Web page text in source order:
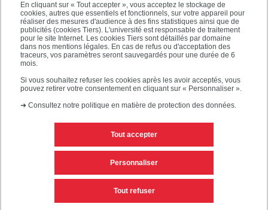
En cliquant sur « Tout accepter », vous acceptez le stockage de
cookies, autres que essentiels et fonctionnels, sur votre appareil pour
réaliser des mesures d'audience à des fins statistiques ainsi que de
publicités (cookies Tiers). L'université est responsable de traitement
pour le site Internet. Les cookies Tiers sont détaillés par domaine
dans nos mentions légales. En cas de refus ou d'acceptation des
traceurs, vos paramètres seront sauvegardés pour une durée de 6
mois.
Si vous souhaitez refuser les cookies après les avoir acceptés, vous
pouvez retirer votre consentement en cliquant sur « Personnaliser ».
➜ Consultez notre politique en matière de protection des données.
Tout accepter
Tout refuser
Personnaliser
SÉCURITÉ
SUIVEZ-NOUS
Mentions légales Editeur du site